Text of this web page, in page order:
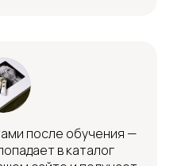
после обучения —
в каталог